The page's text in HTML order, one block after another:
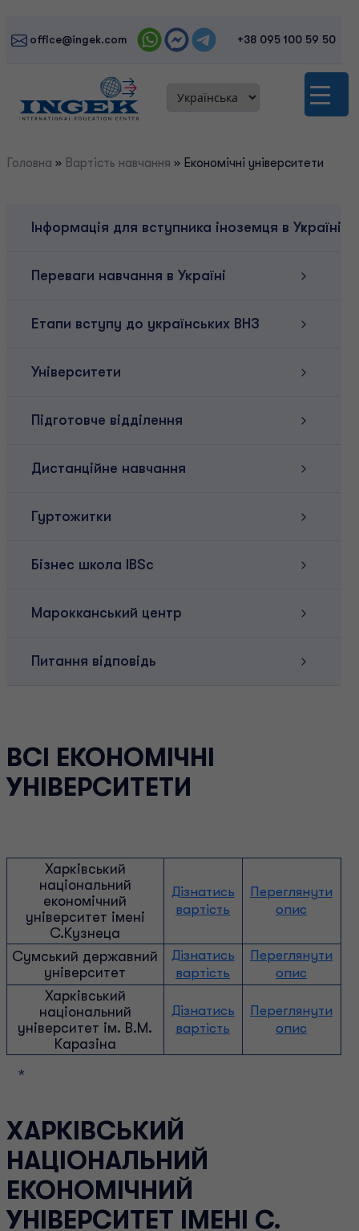
contentoffice@ingek.com +38 095 100 59 50
Головна » Вартість навчання » Економічні університети
Інформація для вступника іноземця в Україні
Переваги навчання в Україні
Етапи вступу до українських ВНЗ
Університети
Підготовче відділення
Дистанційне навчання
Гуртожитки
Бізнес школа IBSc
Марокканський центр
Питання відповідь
ВСІ ЕКОНОМІЧНІ
УНІВЕРСИТЕТИ
Харківський
національний
економічний
університет імені
С.Кузнеца
Дізнатись
вартість
Переглянути
опис
Сумський державний
університет
Дізнатись
вартість
Переглянути
опис
Харківський
національний
університет ім. В.М.
Каразіна
Дізнатись
вартість
Переглянути
опис
*
ХАРКІВСЬКИЙ
НАЦІОНАЛЬНИЙ
ЕКОНОМІЧНИЙ
УНІВЕРСИТЕТ ІМЕНІ С.